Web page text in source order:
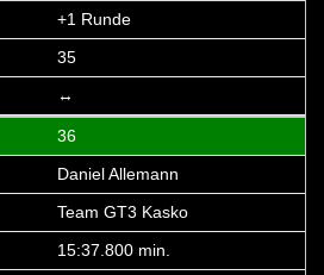
+1 Runde
35
↔
36
Daniel Allemann
Team GT3 Kasko
15:37.800 min.